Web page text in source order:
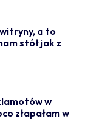
a to
stół jak z
w
złapałam w